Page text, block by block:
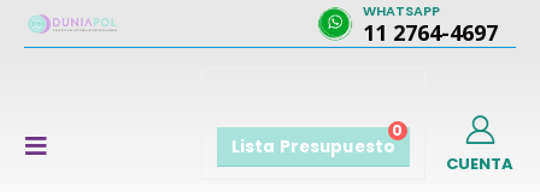
WHATSAPP
11 2764-4697
0
Lista Presupuesto
CUENTA